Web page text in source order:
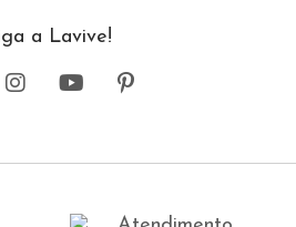
a Lavive!